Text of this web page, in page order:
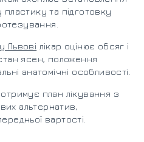
пластику та підготовку
Львові лікар оцінює обсяг і
ясен, положення
анатомічні особливості.
отримує план лікування з
альтернатив,
вартості.